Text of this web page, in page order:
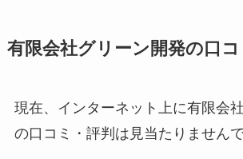
有限会社グリーン開発の口コ
現在、インターネット上に有限会
の口コミ・評判は見当たりませんで